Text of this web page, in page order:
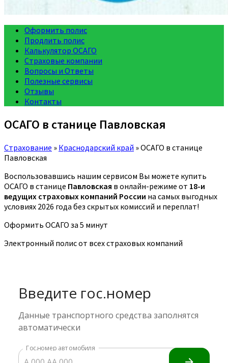
Оформить полис
Продлить полис
Калькулятор ОСАГО
Страховые компании
Вопросы и Ответы
Полезные сервисы
Отзывы
Контакты
ОСАГО в станице Павловская
Страхование » Краснодарский край »ОСАГО в станице
Павловская
Воспользовавшись нашим сервисом Вы можете купить
ОСАГО в станице Павловская в онлайн-режиме от 18-и
ведущих страховых компаний России на самых выгодных
условиях 2026 года без скрытых комиссий и переплат!
Оформить ОСАГО за 5 минут
Электронный полис от всех страховых компаний